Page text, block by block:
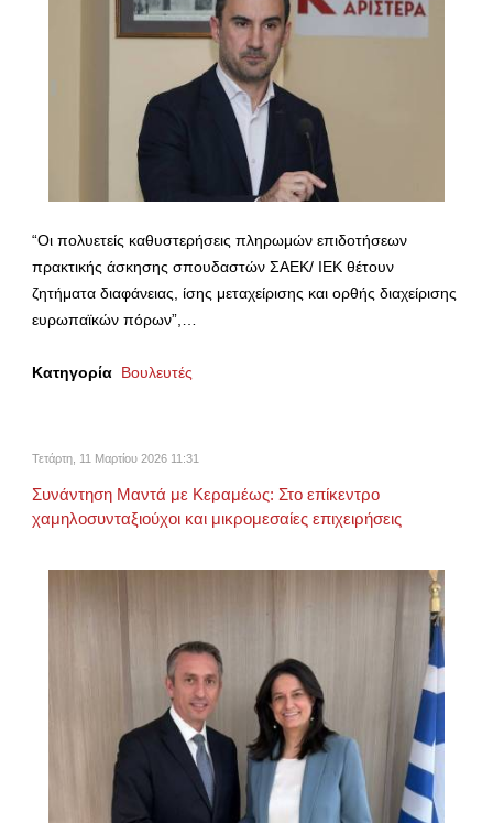
“Οι πολυετείς καθυστερήσεις πληρωμών επιδοτήσεων
πρακτικής άσκησης σπουδαστών ΣΑΕΚ/ ΙΕΚ θέτουν
ζητήματα διαφάνειας, ίσης μεταχείρισης και ορθής διαχείρισης
ευρωπαϊκών πόρων”,…
Κατηγορία Βουλευτές
Τετάρτη, 11 Μαρτίου 2026 11:31
Συνάντηση Μαντά με Κεραμέως: Στο επίκεντρο
χαμηλοσυνταξιούχοι και μικρομεσαίες επιχειρήσεις